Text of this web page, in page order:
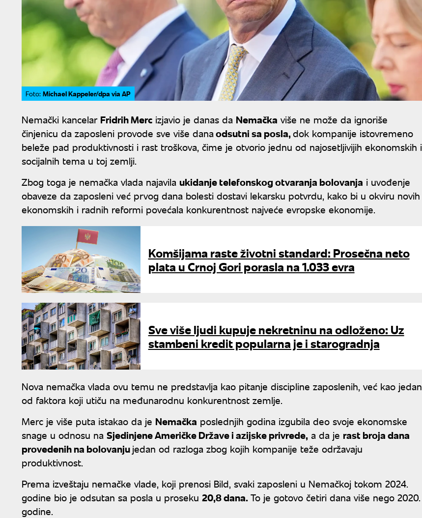
Foto: Michael Kappeler/dpa via AP
Nemački kancelar Fridrih Merc izjavio je danas da Nemačka više ne može da ignoriše
činjenicu da zaposleni provode sve više danaodsutni sa posla,dok kompanije istovremeno
beleže pad produktivnosti i rast troškova, čime je otvorio jednu od najosetljivijih ekonomskih i
socijalnih tema u toj zemlji.
Zbog toga je nemačka vlada najavila ukidanje telefonskog otvaranja bolovanja i uvođenje
obaveze da zaposleni već prvog dana bolesti dostavi lekarsku potvrdu, kako bi u okviru novih
ekonomskih i radnih reformi povećala konkurentnost najveće evropske ekonomije.
Komšijama raste životni standard: Prosečna neto
plata u Crnoj Gori porasla na 1.033 evra
Sve više ljudi kupuje nekretninu na odloženo: Uz
stambeni kredit popularna je i starogradnja
Nova nemačka vlada ovu temu ne predstavlja kao pitanje discipline zaposlenih, već kao jedan
od faktora koji utiču na međunarodnu konkurentnost zemlje.
Merc je više puta istakao da je Nemačka poslednjih godina izgubila deo svoje ekonomske
snage u odnosu na Sjedinjene Američke Države i azijske privrede, a da je rast broja dana
provedenih na bolovanjujedan od razloga zbog kojih kompanije teže održavaju
produktivnost.
Prema izveštaju nemačke vlade, koji prenosi Bild, svaki zaposleni u Nemačkoj tokom 2024.
godine bio je odsutan sa posla u proseku 20,8 dana.To je gotovo četiri dana više nego 2020.
godine.